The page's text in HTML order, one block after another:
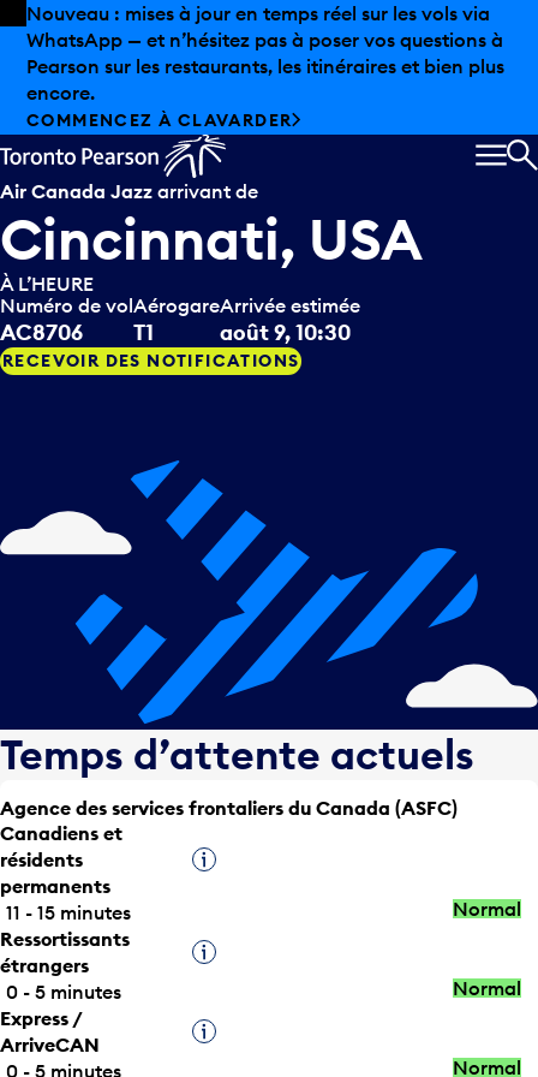
Skip to offers
Passer au contenu principal
Les aubaines estivales sont arrivées chez Pearson.
Magasinage hors taxes, offres gastronomiques et bien
plus encore.
DÉCOUVREZ L’ÉTÉ CHEZ PEARSON
Air Canada Jazzarrivant de
Cincinnati, USA
À L’HEURE
Numéro de vol
AC8706 T1 août 9, 10:30
RECEVOIR DES NOTIFICATIONS
Temps d’attente actuels
Agence des services frontaliers du Canada (ASFC)
Canadiens et
résidents
permanents
11 - 15 minutes
Ressortissants
étrangers
0 - 5 minutes
Express /
ArriveCAN
0 - 5 minutes
Titulaires d’une